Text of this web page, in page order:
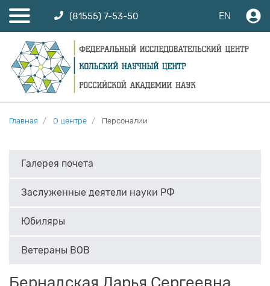
(81555) 7-53-50 EN
Главная О центре Персоналии
Галерея почета
Заслуженные деятели науки РФ
Юбиляры
Ветераны ВОВ